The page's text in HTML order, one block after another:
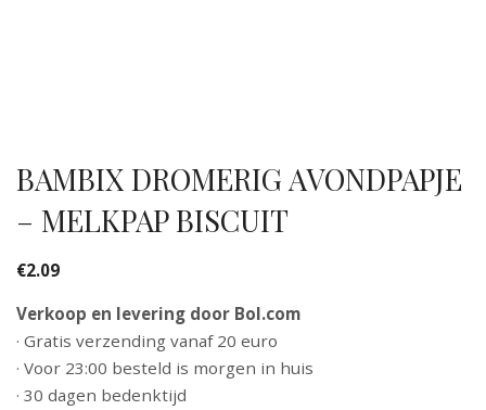
BAMBIX DROMERIG AVONDPAPJE
– MELKPAP BISCUIT
€2.09
Verkoop en levering door Bol.com
· Gratis verzending vanaf 20 euro
· Voor 23:00 besteld is morgen in huis
· 30 dagen bedenktijd